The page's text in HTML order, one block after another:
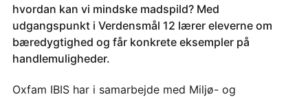
hvordan kan vi mindske madspild? Med
udgangspunkt i Verdensmål 12 lærer eleverne om
bæredygtighed og får konkrete eksempler på
handlemuligheder.
Oxfam IBIS har i samarbejde med Miljø- og